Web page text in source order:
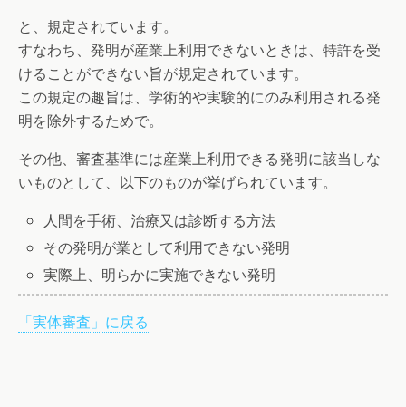
と、規定されています。
すなわち、発明が産業上利用できないときは、特許を受
けることができない旨が規定されています。
この規定の趣旨は、学術的や実験的にのみ利用される発
明を除外するためで。
その他、審査基準には産業上利用できる発明に該当しな
いものとして、以下のものが挙げられています。
人間を手術、治療又は診断する方法
その発明が業として利用できない発明
実際上、明らかに実施できない発明
「実体審査」に戻る